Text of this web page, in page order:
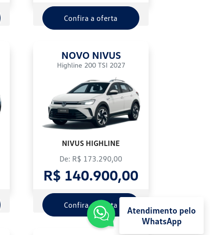
Confira a oferta
NOVO NIVUS
Highline 200 TSI 2027
NIVUS HIGHLINE
De: R$ 173.290,00
R$ 140.900,00
Confira a oferta
Atendimento pelo
WhatsApp